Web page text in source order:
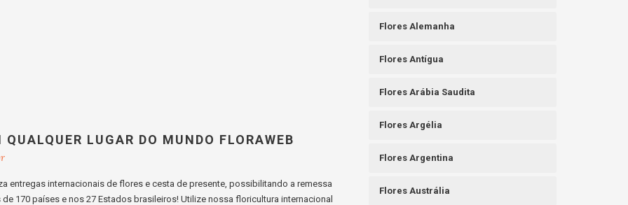
LUGAR DO MUNDO FLORAWEB
entregas internacionais de flores e cesta de presente, possibilitando a remessa
170 países e nos 27 Estados brasileiros! Utilize nossa floricultura internacional
Flores Alemanha
Flores Antígua
Flores Arábia Saudita
Flores Argélia
Flores Argentina
Flores Austrália